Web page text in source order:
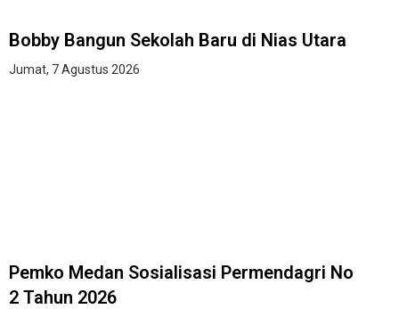
Bobby Bangun Sekolah Baru di Nias Utara
Jumat, 7 Agustus 2026
Pemko Medan Sosialisasi Permendagri No
2 Tahun 2026